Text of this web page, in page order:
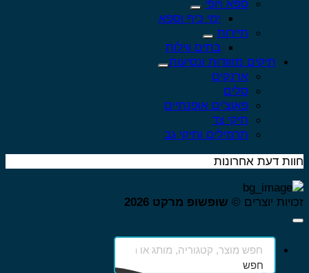
ספא ויופי
ימי כיף וספא
תיירות
בתים ווילות
תיקים מזוודות ונסיעות
ארנקים
סלים
פאוצ'ים אופנתיים
תיקי צד
תרמילים ותיקי גב
דעת אחרונות
יוצרים © שופשופ מרקט 2026
חפש